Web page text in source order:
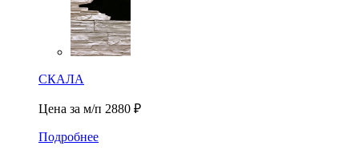
СКАЛА
Цена за м/п 2880 ₽
Подробнее